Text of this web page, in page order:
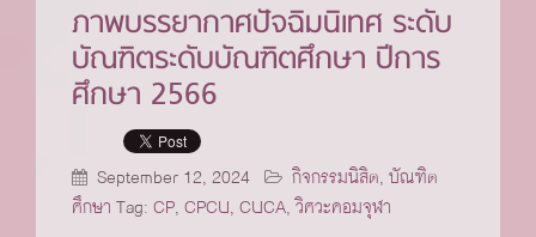
ภาพบรรยากาศปัจฉิมนิเทศ ระดับ
บัณฑิตระดับบัณฑิตศึกษา ปีการ
ศึกษา 2566
September 12, 2024 กิจกรรมนิสิต,บัณฑิต
ศึกษาTag:CP,CPCU,CUCA,วิศวะคอมจุฬา